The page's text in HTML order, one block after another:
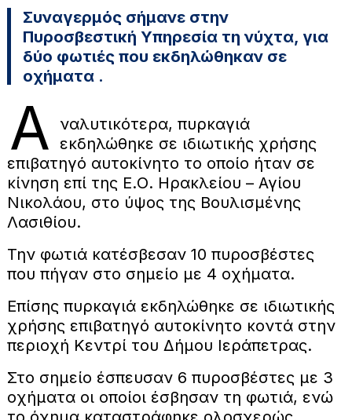
Συναγερμός σήμανε στην
Πυροσβεστική Υπηρεσία τη νύχτα, για
δύο φωτιές που εκδηλώθηκαν σε
οχήματα .
Α
ναλυτικότερα, πυρκαγιά
εκδηλώθηκε σε ιδιωτικής χρήσης
επιβατηγό αυτοκίνητο το οποίο ήταν σε
κίνηση επί της Ε.Ο. Ηρακλείου – Αγίου
Νικολάου, στο ύψος της Βουλισμένης
Λασιθίου.
Την φωτιά κατέσβεσαν 10 πυροσβέστες
που πήγαν στο σημείο με 4 οχήματα.
Επίσης πυρκαγιά εκδηλώθηκε σε ιδιωτικής
χρήσης επιβατηγό αυτοκίνητο κοντά στην
περιοχή Κεντρί του Δήμου Ιεράπετρας.
Στο σημείο έσπευσαν 6 πυροσβέστες με 3
οχήματα οι οποίοι έσβησαν τη φωτιά, ενώ